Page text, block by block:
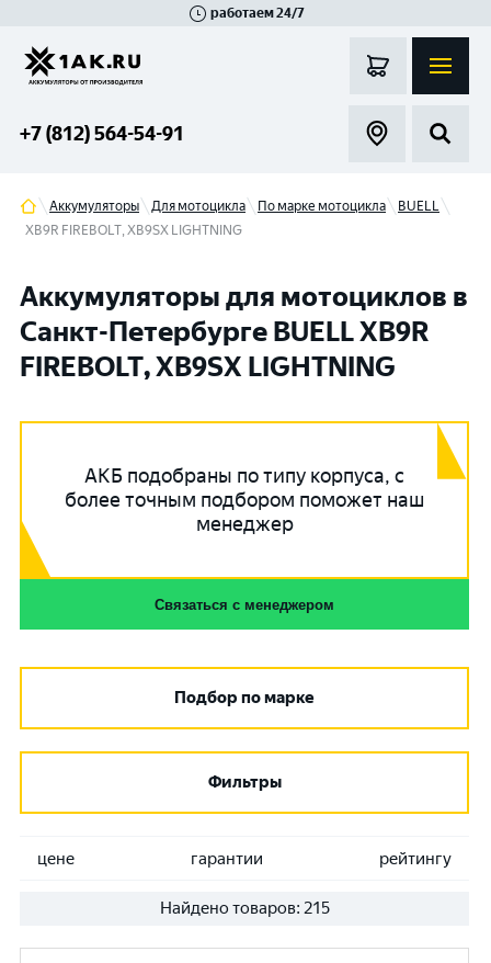
работаем 24/7
+7 (812) 564-54-91
Аккумуляторы Для мотоцикла По марке мотоцикла
BUELL
XB9R FIREBOLT, XB9SX LIGHTNING
Аккумуляторы для мотоциклов в
Санкт-Петербурге BUELL XB9R
FIREBOLT, XB9SX LIGHTNING
АКБ подобраны по типу корпуса, с
более точным подбором поможет наш
менеджер
Связаться с менеджером
Подбор по марке
Фильтры
цене гарантии рейтингу
Найдено товаров: 215
Гатчина